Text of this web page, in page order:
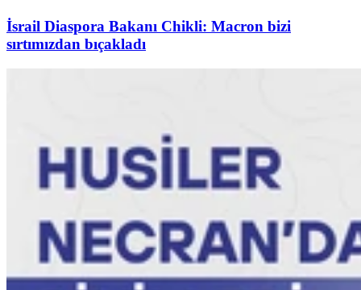
İsrail Diaspora Bakanı Chikli: Macron bizi
sırtımızdan bıçakladı